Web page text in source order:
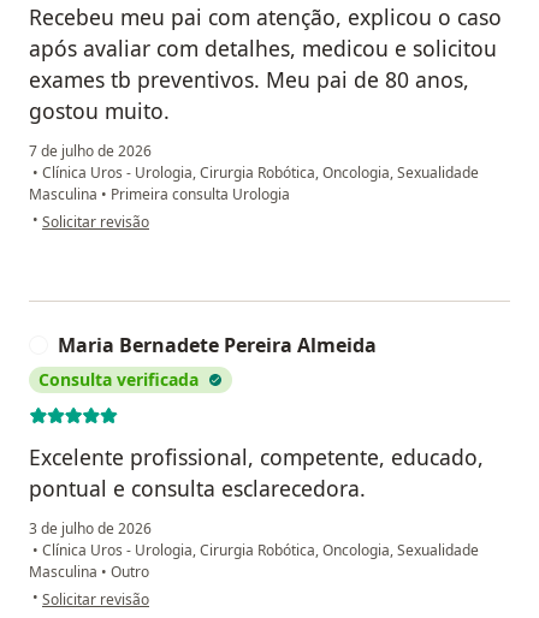
Recebeu meu pai com atenção, explicou o caso
após avaliar com detalhes, medicou e solicitou
exames tb preventivos. Meu pai de 80 anos,
gostou muito.
7 de julho de 2026
• Clínica Uros - Urologia, Cirurgia Robótica, Oncologia, Sexualidade
Masculina • Primeira consulta Urologia
• na opinião do utilizador Vanessa
Solicitar revisão
Maria Bernadete Pereira Almeida
Consulta verificada
Excelente profissional, competente, educado,
pontual e consulta esclarecedora.
3 de julho de 2026
• Clínica Uros - Urologia, Cirurgia Robótica, Oncologia, Sexualidade
Masculina • Outro
• na opinião do utilizador Maria Bernadete Pereira Almeida
Solicitar revisão